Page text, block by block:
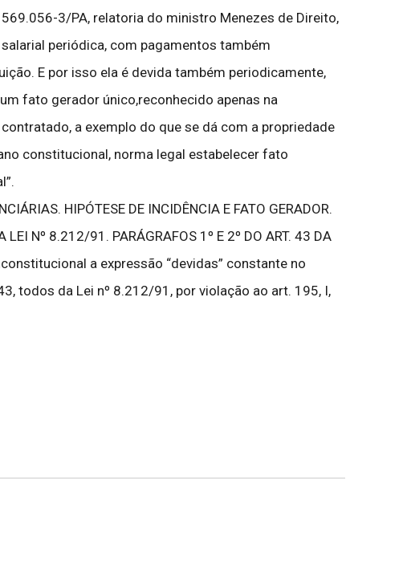
3/PA, relatoria do ministro Menezes de Direito,
periódica, com pagamentos também
E por isso ela é devida também periodicamente,
fato gerador único,reconhecido apenas na
a exemplo do que se dá com a propriedade
constitucional, norma legal estabelecer fato
HIPÓTESE DE INCIDÊNCIA E FATO GERADOR.
LEI Nº 8.212/91. PARÁGRAFOS 1º E 2º DO ART. 43 DA
a expressão “devidas” constante no
todos da Lei nº 8.212/91, por violação ao art. 195, I,